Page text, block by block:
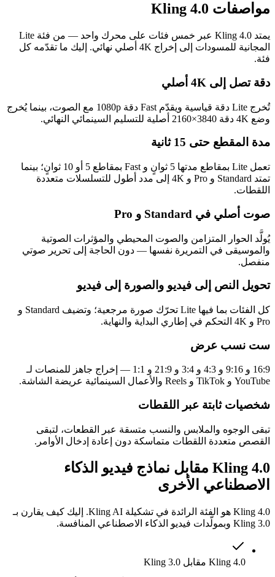
مواصفات Kling 4.0
يمتد Kling 4.0 عبر خمس فئات على محرك واحد — من فئة Lite
المجانية للمسودات إلى إخراج 4K أصلي نهائي. إليك ما تقدّمه كل
فئة.
دقة تصل إلى 4K أصلي
تُخرج Lite دقة قياسية ويقدّم Fast دقة 1080p مع الصوت، بينما يُخرج
وضع 4K دقة 3840×2160 أصلية للتسليم السينمائي النهائي.
مدة المقطع حتى 15 ثانية
تعمل Lite بمقاطع مدتها 5 ثوانٍ و Fast بمقاطع 5 أو 10 ثوانٍ؛ بينما
تمتد Standard و Pro و 4K إلى مدد أطول للتسلسلات متعددة
اللقطات.
صوت أصلي في Standard و Pro
يُولَّد الحوار المتزامن والصوت المحيطي والمؤثرات الصوتية
والموسيقى في التمريرة نفسها — دون الحاجة إلى تحرير صوتي
منفصل.
تحويل النص إلى فيديو والصورة إلى فيديو
كل الفئات بما فيها Lite تحرّك صورة مرجعية؛ وتضيف Standard و
Pro و 4K التحكم في إطاري البداية والنهاية.
ست نسب عرض
16:9 و 9:16 و 4:3 و 3:4 و 21:9 و 1:1 — إخراج جاهز للمنصات لـ
YouTube و TikTok و Reels والأعمال السينمائية عريضة الشاشة.
شخصيات ثابتة عبر اللقطات
تبقى الوجوه والملابس والنسب متسقة عبر القطعات، لتبقى
القصص متعددة اللقطات متماسكة دون إعادة إدخال الأوامر.
Kling 4.0 مقابل نماذج فيديو الذكاء
الاصطناعي الأخرى
Kling 4.0 هو الفئة الرائدة في تشكيلة Kling AI. إليك كيف يقارن بـ
Kling 3.0 وبمولّدات فيديو الذكاء الاصطناعي المنافسة.
Kling 4.0 مقابل Kling 3.0